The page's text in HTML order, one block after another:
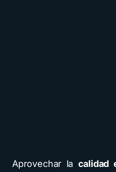
Aprovechar la calidad